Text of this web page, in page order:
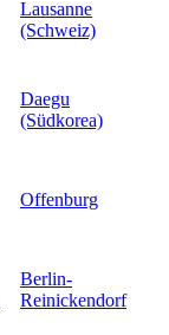
Lausanne
(Schweiz)
Daegu
(Südkorea)
Offenburg
Berlin-
Reinickendorf